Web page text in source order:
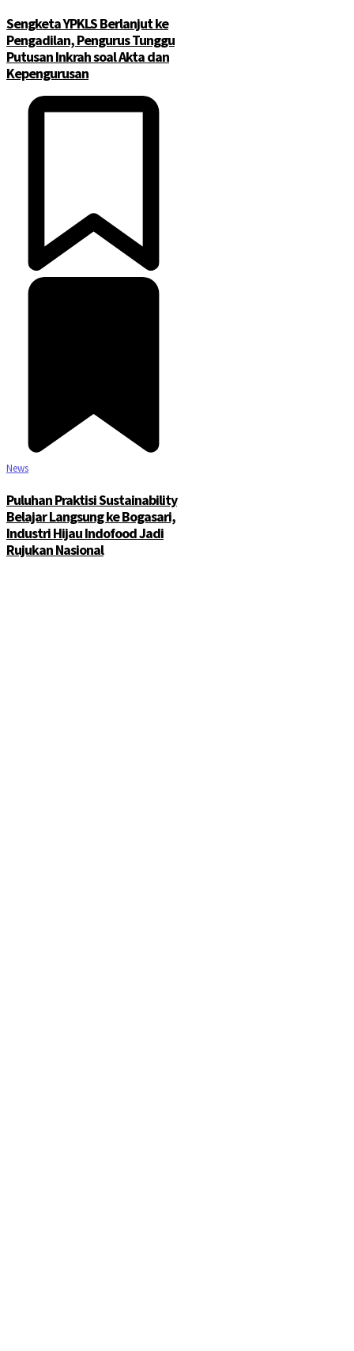
Sengketa YPKLS Berlanjut ke
Pengadilan, Pengurus Tunggu
Putusan Inkrah soal Akta dan
Kepengurusan
News
Puluhan Praktisi Sustainability
Belajar Langsung ke Bogasari,
Industri Hijau Indofood Jadi
Rujukan Nasional